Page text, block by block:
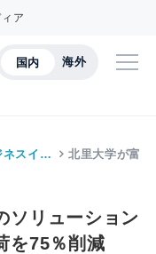
ア
国内 海外
ネスイ… 北里大学が富
ソリューション
を75％削減